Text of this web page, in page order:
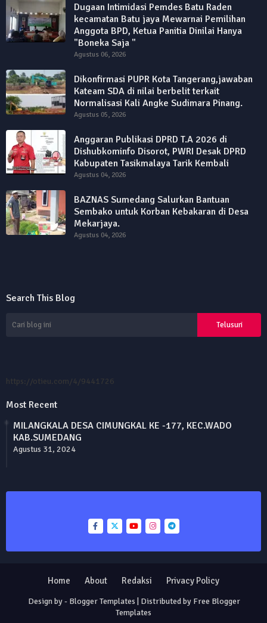
Dugaan Intimidasi Pemdes Batu Raden
kecamatan Batu jaya Mewarnai Pemilihan
Anggota BPD, Ketua Panitia Dinilai Hanya
"Boneka Saja "
Agustus 06, 2026
Dikonfirmasi PUPR Kota Tangerang,jawaban
Kateam SDA di nilai berbelit terkait
Normalisasi Kali Angke Sudimara Pinang.
Agustus 05, 2026
Anggaran Publikasi DPRD T.A 2026 di
Dishubkominfo Disorot, PWRI Desak DPRD
Kabupaten Tasikmalaya Tarik Kembali
Agustus 04, 2026
BAZNAS Sumedang Salurkan Bantuan
Sembako untuk Korban Kebakaran di Desa
Mekarjaya.
Agustus 04, 2026
Search This Blog
https://otieu.com/4/9441726
Most Recent
MILANGKALA DESA CIMUNGKAL KE -177, KEC.WADO
KAB.SUMEDANG
Agustus 31, 2024
Design by - Blogger Templates | Distributed by Free Blogger
Templates
Home About Redaksi Privacy Policy